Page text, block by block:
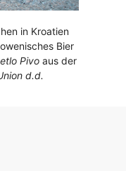
in Kroatien
Bier
Pivoaus der
d.d.